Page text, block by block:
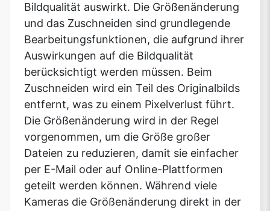
Bildqualität auswirkt. Die Größenänderung
und das Zuschneiden sind grundlegende
Bearbeitungsfunktionen, die aufgrund ihrer
Auswirkungen auf die Bildqualität
berücksichtigt werden müssen. Beim
Zuschneiden wird ein Teil des Originalbilds
entfernt, was zu einem Pixelverlust führt.
Die Größenänderung wird in der Regel
vorgenommen, um die Größe großer
Dateien zu reduzieren, damit sie einfacher
per E-Mail oder auf Online-Plattformen
geteilt werden können. Während viele
Kameras die Größenänderung direkt in der